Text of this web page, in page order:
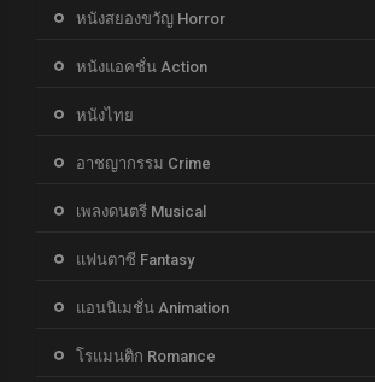
หนังสยองขวัญ Horror
หนังแอคชั่น Action
หนังไทย
อาชญากรรม Crime
เพลงดนตรี Musical
แฟนตาซี Fantasy
แอนนิเมชั่น Animation
โรแมนติก Romance